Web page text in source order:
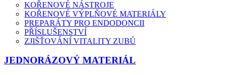
KOŘENOVÉ NÁSTROJE
KOŘENOVÉ VÝPLŇOVÉ MATERIÁLY
PREPARÁTY PRO ENDODONCII
PŘÍSLUŠENSTVÍ
ZJIŠŤOVÁNÍ VITALITY ZUBŮ
JEDNORÁZOVÝ MATERIÁL